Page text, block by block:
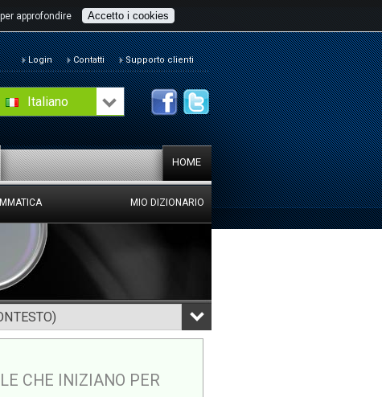
per approfondire Accetto i cookies
Italiano
Login Contatti Supporto clienti
HOME
MIO DIZIONARIO
CHE INIZIANO PER